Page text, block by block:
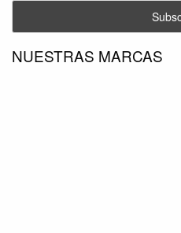
NUESTRAS MARCAS